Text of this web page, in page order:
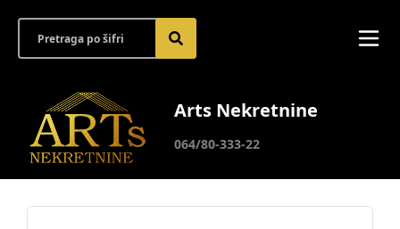
Arts Nekretnine
064/80-333-22